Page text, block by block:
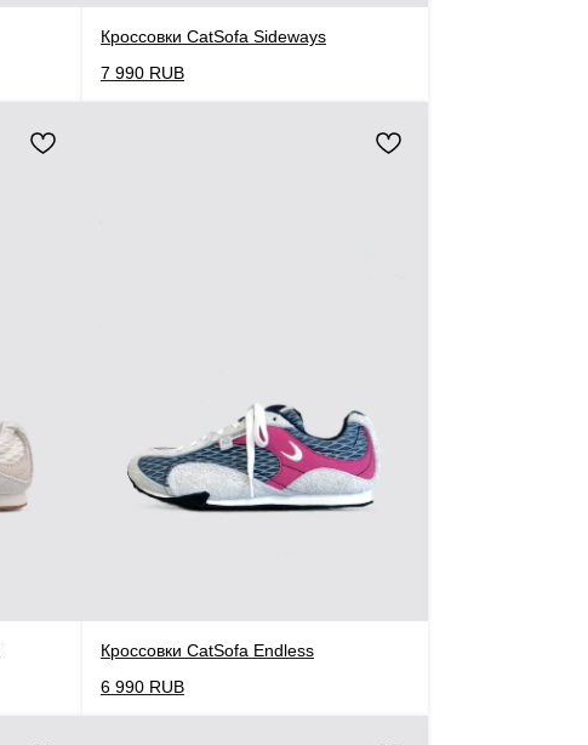
Кроссовки CatSofa Sideways
7 990 RUB
Кроссовки CatSofa Endless
6 990 RUB